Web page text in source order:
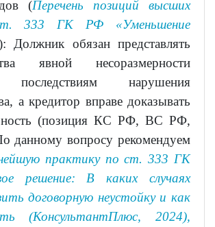
(Перечень позиций высших
333 ГК РФ «Уменьшение
Должник обязан представлять
явной несоразмерности
последствиям нарушения
а кредитор вправе доказывать
(позиция КС РФ, ВС РФ,
вопросу рекомендуем
практику по ст. 333 ГК
решение: В каких случаях
договорную неустойку и как
(КонсультантПлюс, 2024),